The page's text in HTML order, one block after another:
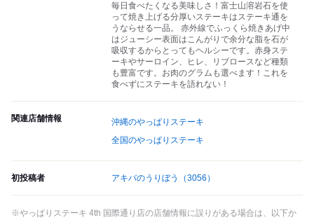
毎日食べたくなる美味しさ！富士山溶岩石を使
って焼き上げる分厚いステーキはステーキ通を
うならせる一品。 赤外線でふっくら焼きあげ中
はジューシー表面はこんがりで余分な脂を石が
吸収するからとってもヘルシーです。赤身ステ
ーキやサーロイン、ヒレ、リブロースなど種類
も豊富です。お肉のグラムも選べます！これを
食べずにステーキを語れない！
関連店舗情報
沖縄のやっぱりステーキ
全国のやっぱりステーキ
初投稿者 アキバのうりぼう （3056）
※やっぱりステーキ 4th 国際通り店の店舗情報に誤りがある場合は、以下か